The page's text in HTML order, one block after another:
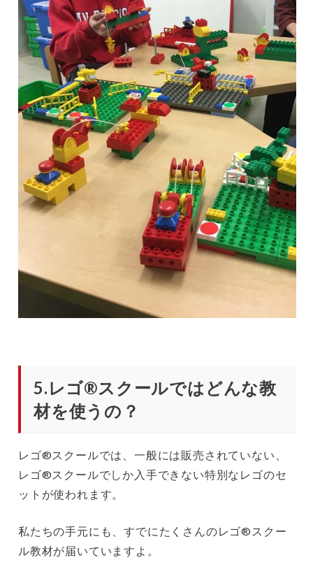
5.レゴ®スクールではどんな教
材を使うの？
レゴ®スクールでは、一般には販売されていない、
レゴ®スクールでしか入手できない特別なレゴのセ
ットが使われます。
私たちの手元にも、すでにたくさんのレゴ®スクー
ル教材が届いていますよ。